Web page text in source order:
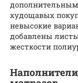
худощавых
невысокие
добавлены
жесткости